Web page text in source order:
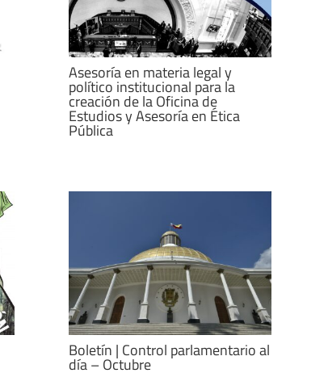
Asesoría en materia legal y
político institucional para la
creación de la Oficina de
Estudios y Asesoría en Ética
Pública
Boletín | Control parlamentario al
día – Octubre